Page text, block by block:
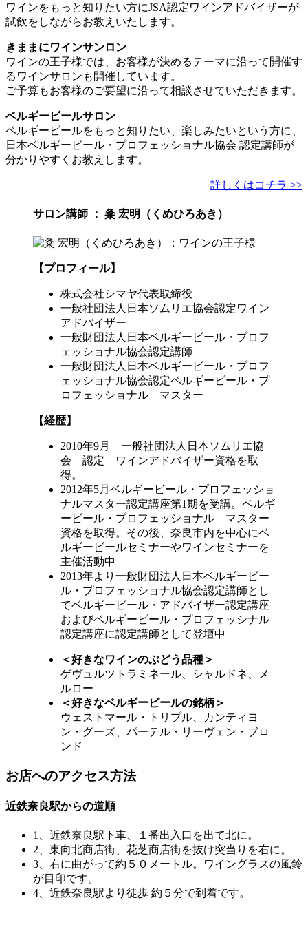
ワインをもっと知りたい方にJSA認定ワインアドバイザーが
試飲をしながらお教えいたします。
きままにワインサンロン
ワインの王子様では、お客様が決めるテーマに沿って開催す
るワインサロンも開催しています。
ご予算もお客様のご要望に沿って相談させていただきます。
ベルギービールサロン
ベルギービールをもっと知りたい、楽しみたいという方に、
日本ベルギービール・プロフェッショナル協会 認定講師が
分かりやすくお教えします。
詳しくはコチラ >>
サロン講師 ： 粂 宏明（くめひろあき）
【プロフィール】
株式会社シマヤ代表取締役
一般社団法人日本ソムリエ協会認定ワイン
アドバイザー
一般財団法人日本ベルギービール・プロフ
ェッショナル協会認定講師
一般財団法人日本ベルギービール・プロフ
ェッショナル協会認定ベルギービール・プ
ロフェッショナル マスター
【経歴】
2010年9月 一般社団法人日本ソムリエ協
会 認定 ワインアドバイザー資格を取
得。
2012年5月ベルギービール・プロフェッショ
ナルマスター認定講座第1期を受講。ベルギ
ービール・プロフェッショナル マスター
資格を取得。その後、奈良市内を中心にベ
ルギービールセミナーやワインセミナーを
主催活動中
2013年より一般財団法人日本ベルギービー
ル・プロフェッショナル協会認定講師とし
てベルギービール・アドバイザー認定講座
およびベルギービール・プロフェッシナル
認定講座に認定講師として登壇中
＜好きなワインのぶどう品種＞
ゲヴュルツトラミネール、シャルドネ、メ
ルロー
＜好きなベルギービールの銘柄＞
ウェストマール・トリプル、カンティヨ
ン・グーズ、パーテル・リーヴェン・ブロ
ンド
お店へのアクセス方法
近鉄奈良駅からの道順
1、近鉄奈良駅下車、１番出入口を出て北に。
2、東向北商店街、花芝商店街を抜け突当りを右に。
3、右に曲がって約５０メートル。ワイングラスの風鈴
が目印です。
4、近鉄奈良駅より徒歩 約５分で到着です。